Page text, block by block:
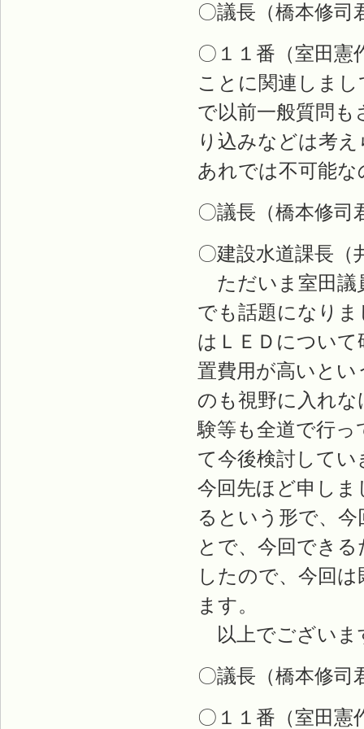
〇議長（橋本修
〇１１番（室田
ことに関連しま
で以前一般質問
り込みなどは考
あれでは不可能
〇議長（橋本修
〇建設水道課長
ただいま室田議
でも話題になり
はＬＥＤについ
置費用が高いと
のも視野に入れ
験等も全道で行
て今後検討して
今回先ほど申し
るという形で、
とで、今回でき
したので、今回
ます。
以上でございま
〇議長（橋本修
〇１１番（室田